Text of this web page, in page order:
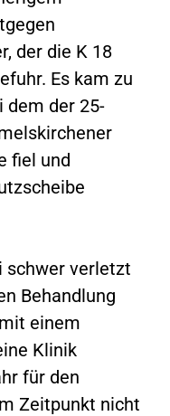
der die K 18
Es kam zu
dem der 25-
fiel und
schwer verletzt
Behandlung
einem
Klinik
für den
Zeitpunkt nicht